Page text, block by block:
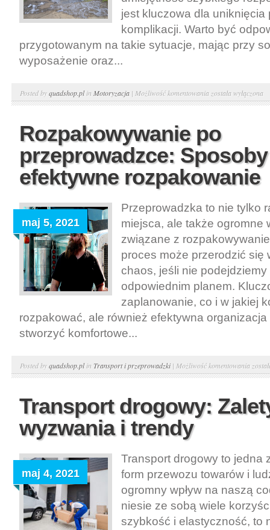
jest kluczowa dla uniknięcia
komplikacji. Warto być
przygotowanym na takie sytuacje, mając przy
wyposażenie oraz...
Posted byquadshop.plin Motoryzacja | Możliwość komentowania Jak
radzić
z
awariami
drogowymi:
Podstawowe
i
procedury
została wyłączona
Rozpakowywanie po
przeprowadzce:
efektywne rozpakowanie
maj 5, 2021
Przeprowadzka to nie tylko
miejsca, ale także ogromne
związane z
proces może przerodzić się
chaos, jeśli nie
odpowiednim planem.
zaplanowanie, co i w jakiej
rozpakować, ale również efektywna
stworzyć komfortowe...
Posted byquadshop.plin Transport i przeprowadzki| Możliwość komentowania
po
Transport drogowy:
wyzwania i trendy
maj 4, 2021
Transport drogowy to jedna
form przewozu towarów i
ogromny wpływ na naszą
niesie ze sobą wiele
szybkość i elastyczność, to